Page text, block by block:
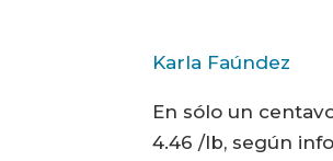
Karla Faúndez
En sólo un
4.46 /lb, según